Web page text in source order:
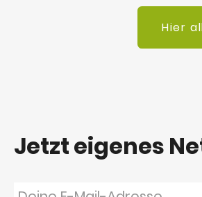
Hier
Jetzt eigenes